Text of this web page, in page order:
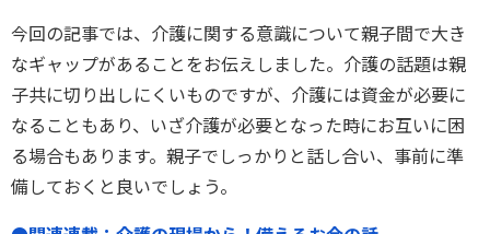
今回の記事では、介護に関する意識について親子間で大き
なギャップがあることをお伝えしました。介護の話題は親
子共に切り出しにくいものですが、介護には資金が必要に
なることもあり、いざ介護が必要となった時にお互いに困
る場合もあります。親子でしっかりと話し合い、事前に準
備しておくと良いでしょう。